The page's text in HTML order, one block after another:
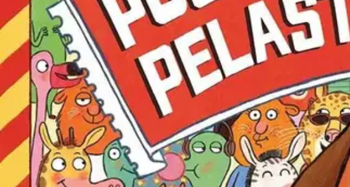
22,06 €
Asiakasomistajahinta
Hinta ilman S-Etukorttia: 25,95 €
Verkkokaupan hinta
Valitse toimitustapa
Nouto myymälästä
Ei saatavilla
Toimitus
Ei saatavilla
Ilmainen toimitus yli 100 €:n tilauksille Postin